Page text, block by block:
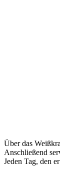
Über das
Anschließend
Jeden Tag, den